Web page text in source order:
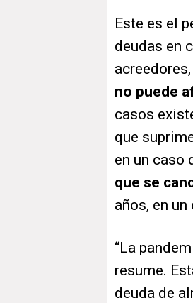
Este es el
deudas en
no puede
casos
que
en un caso
que se
años, en
“La
resume.
deuda de